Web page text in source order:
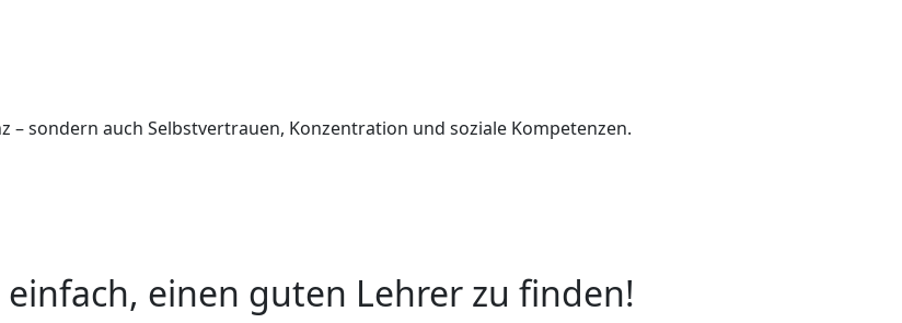
sondern auch Selbstvertrauen, Konzentration und soziale Kompetenzen.
einfach, einen guten Lehrer zu finden!